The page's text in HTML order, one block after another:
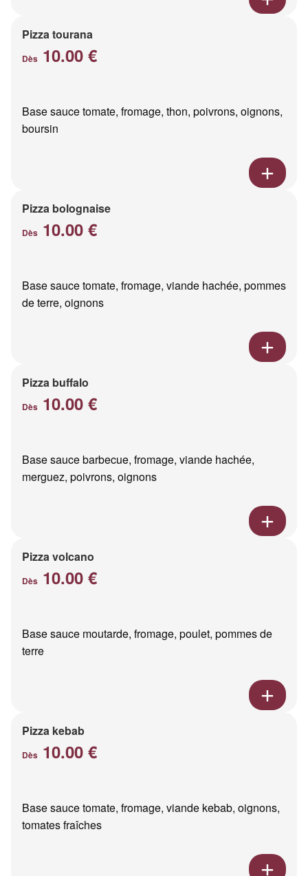
Pizza tourana
Dès 10.00 €
Base sauce tomate, fromage, thon, poivrons, oignons,
boursin
Pizza bolognaise
Dès 10.00 €
Base sauce tomate, fromage, viande hachée, pommes
de terre, oignons
Pizza buffalo
Dès 10.00 €
Base sauce barbecue, fromage, viande hachée,
merguez, poivrons, oignons
Pizza volcano
Dès 10.00 €
Base sauce moutarde, fromage, poulet, pommes de
terre
Pizza kebab
Dès 10.00 €
Base sauce tomate, fromage, viande kebab, oignons,
tomates fraîches